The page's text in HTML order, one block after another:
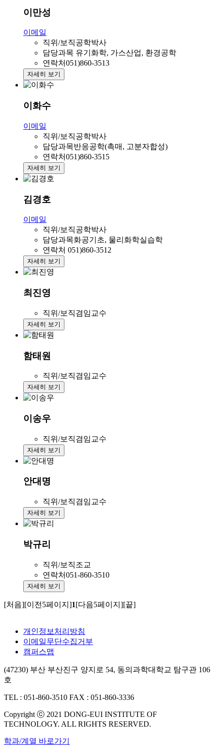
이만성
이메일
직위/보직공학박사
담당과목 유기화학, 가스산업, 환경공학
연락처051)860-3513
자세히 보기
이화수
이메일
직위/보직공학박사
담당과목반응공학(촉매, 고분자합성)
연락처051)860-3515
자세히 보기
김경호
이메일
직위/보직공학박사
담당과목화공기초, 물리화학실습학
연락처 051)860-3512
자세히 보기
최진영
직위/보직겸임교수
자세히 보기
함태원
직위/보직겸임교수
자세히 보기
이송우
직위/보직겸임교수
자세히 보기
안대명
직위/보직겸임교수
자세히 보기
박규리
직위/보직조교
연락처051-860-3510
자세히 보기
[처음][이전5페이지]1[다음5페이지][끝]
개인정보처리방침
이메일무단수집거부
캠퍼스맵
(47230) 부산 부산진구 양지로 54, 동의과학대학교 탐구관 106
호
TEL : 051-860-3510 FAX : 051-860-3336
Copyright ⓒ 2021 DONG-EUI INSTITUTE OF
TECHNOLOGY. ALL RIGHTS RESERVED.
학과/계열 바로가기